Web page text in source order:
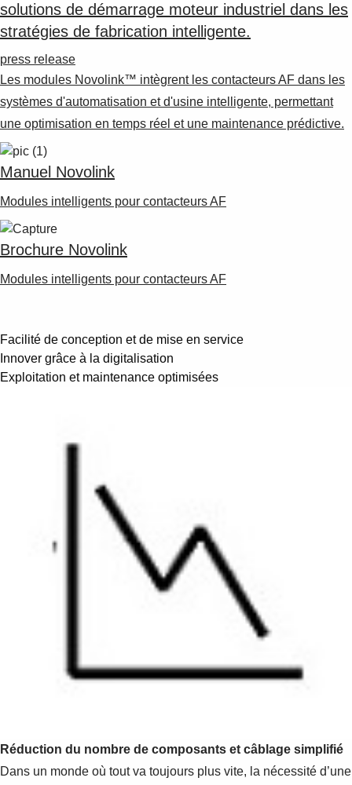
solutions de démarrage moteur industriel dans les
stratégies de fabrication intelligente.
press release
Les modules Novolink™ intègrent les contacteurs AF dans les
systèmes d'automatisation et d'usine intelligente, permettant
une optimisation en temps réel et une maintenance prédictive.
Manuel Novolink
Modules intelligents pour contacteurs AF
Brochure Novolink
Modules intelligents pour contacteurs AF
Facilité de conception et de mise en service
Innover grâce à la digitalisation
Exploitation et maintenance optimisées
Réduction du nombre de composants et câblage simplifié
Dans un monde où tout va toujours plus vite, la nécessité d’une